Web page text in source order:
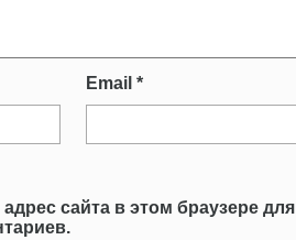
Email *
сайта в этом браузере для